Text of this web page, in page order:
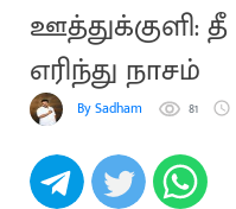
ஊத்துக்குளி:
எரிந்து நாசம்
By Sadham 81